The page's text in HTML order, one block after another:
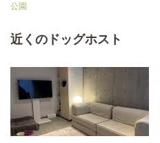
公園
近くのドッグホスト